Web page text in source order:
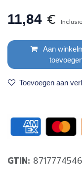
11,84 €
Aan
Toevoegen aan
GTIN: